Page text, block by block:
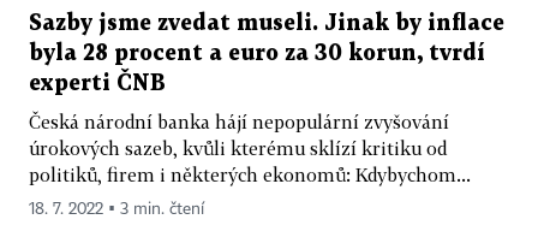
Sazby jsme zvedat museli. Jinak by inflace
byla 28 procent a euro za 30 korun, tvrdí
experti ČNB
Česká národní banka hájí nepopulární zvyšování
úrokových sazeb, kvůli kterému sklízí kritiku od
politiků, firem i některých ekonomů: Kdybychom...
18. 7. 2022 ▪ 3 min. čtení